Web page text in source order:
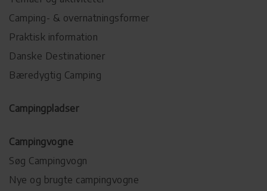
Camping- & overnatningsformer
Praktisk information
Danske Destinationer
Bæredygtig Camping
Campingpladser
Campingvogne
Søg Campingvogn
Nye og brugte campingvogne